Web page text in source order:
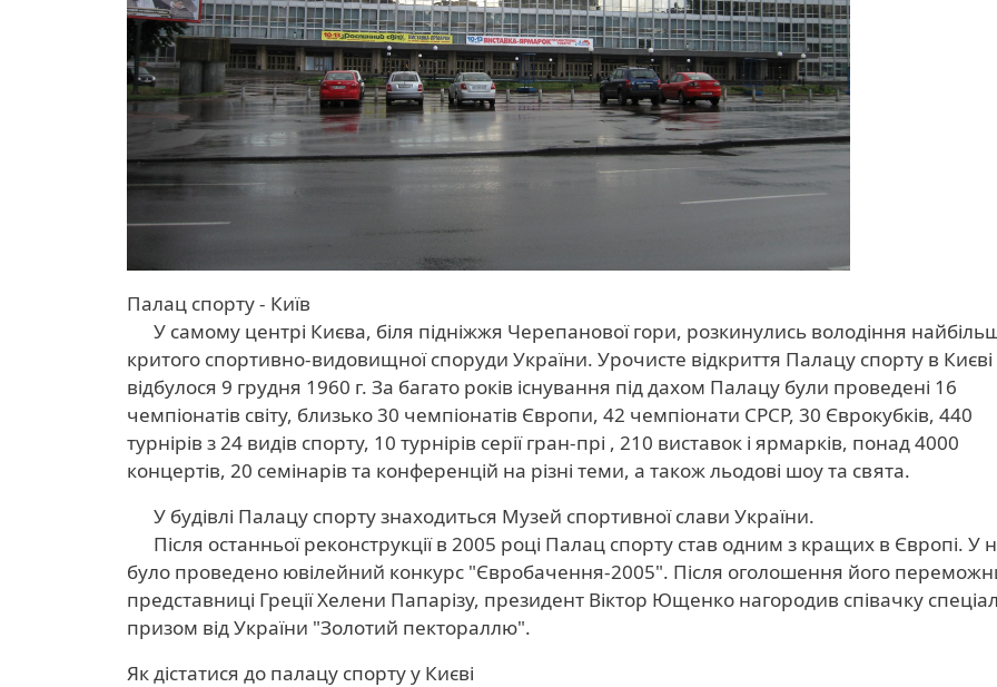
Палац спорту - Київ
У самому центрі Києва, біля підніжжя Черепанової гори, розкинулись володіння
критого спортивно-видовищної споруди України. Урочисте відкриття Палацу спорту в Києві
відбулося 9 грудня 1960 г. За багато років існування під дахом Палацу були проведені 16
чемпіонатів світу, близько 30 чемпіонатів Європи, 42 чемпіонати СРСР, 30 Єврокубків, 440
турнірів з 24 видів спорту, 10 турнірів серії гран-прі , 210 виставок і ярмарків, понад 4000
концертів, 20 семінарів та конференцій на різні теми, а також льодові шоу та свята.
У будівлі Палацу спорту знаходиться Музей спортивної слави України.
Після останньої реконструкції в 2005 році Палац спорту став одним з кращих в Європі. У
було проведено ювілейний конкурс "Євробачення-2005". Після оголошення його
представниці Греції Хелени Папарізу, президент Віктор Ющенко нагородив співачку
призом від України "Золотий пектораллю".
Як дістатися до палацу спорту у Києві